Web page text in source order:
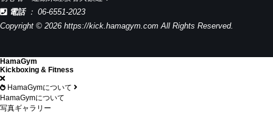
電話： 06-6551-2023
Copyright © 2026 https://kick.hamagym.com All Rights Reserved.
HamaGym
Kickboxing & Fitness
HamaGymについて
HamaGymについて
写真ギャラリー